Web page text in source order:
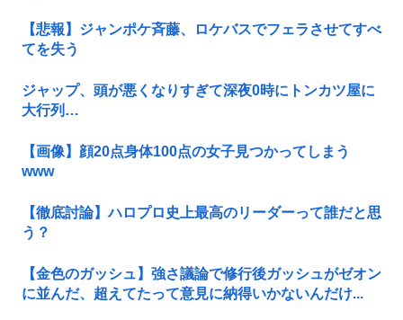
【悲報】ジャンポケ斉藤、ロケバスでフェラさせてすべ
てを失う
ジャップ、頭が悪くなりすぎて深夜0時にトンカツ屋に
大行列…
【画像】顔20点身体100点の女子見つかってしまう
www
【徹底討論】ハロプロ史上最高のリーダーって誰だと思
う？
【金色のガッシュ】強さ議論で修行後ガッシュがゼオン
に並んだ、超えてたって意見に納得いかないんだけ...